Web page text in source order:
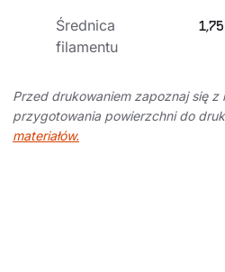
Średnica
filamentu
Przed drukowaniem zapoznaj się z
przygotowania powierzchni do
materiałów.